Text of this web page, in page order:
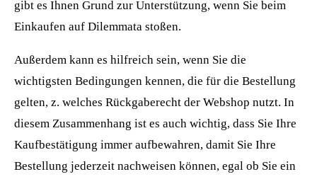
gibt es Ihnen Grund zur Unterstützung, wenn Sie beim
Einkaufen auf Dilemmata stoßen.
Außerdem kann es hilfreich sein, wenn Sie die
wichtigsten Bedingungen kennen, die für die Bestellung
gelten, z. welches Rückgaberecht der Webshop nutzt. In
diesem Zusammenhang ist es auch wichtig, dass Sie Ihre
Kaufbestätigung immer aufbewahren, damit Sie Ihre
Bestellung jederzeit nachweisen können, egal ob Sie ein